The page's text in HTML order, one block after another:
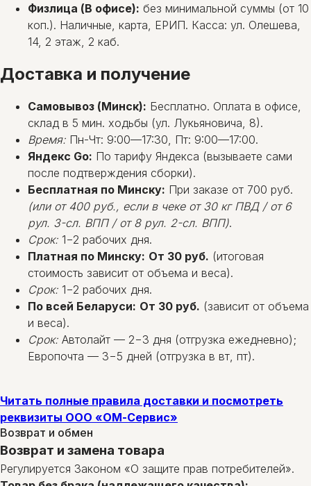
Физлица (В офисе): без минимальной суммы (от 10
коп.). Наличные, карта, ЕРИП. Касса: ул. Олешева,
14, 2 этаж, 2 каб.
Доставка и получение
Самовывоз (Минск): Бесплатно. Оплата в офисе,
склад в 5 мин. ходьбы (ул. Лукьяновича, 8).
Время: Пн-Чт: 9:00—17:30, Пт: 9:00—17:00.
Яндекс Go: По тарифу Яндекса (вызываете сами
после подтверждения сборки).
Бесплатная по Минску: При заказе от 700 руб.
(или от 400 руб., если в чеке от 30 кг ПВД / от 6
рул. 3-сл. ВПП / от 8 рул. 2-сл. ВПП).
Срок: 1−2 рабочих дня.
Платная по Минску: От 30 руб. (итоговая
стоимость зависит от объема и веса).
Срок: 1−2 рабочих дня.
По всей Беларуси: От 30 руб. (зависит от объема
и веса).
Срок: Автолайт — 2−3 дня (отгрузка ежедневно);
Европочта — 3−5 дней (отгрузка в вт, пт).
Читать полные правила доставки и посмотреть
реквизиты ООО «ОМ-Сервис»
Возврат и обмен
Возврат и замена товара
Регулируется Законом «О защите прав потребителей».